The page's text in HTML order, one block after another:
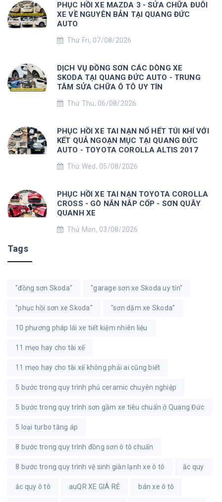
PHỤC HỒI XE MAZDA 3 - SỬA CHỮA ĐUÔI
XE VỀ NGUYÊN BẢN TẠI QUANG ĐỨC
AUTO
Thứ Fri, 07/08/2026
DỊCH VỤ ĐỒNG SƠN CÁC DÒNG XE
SKODA TẠI QUANG ĐỨC AUTO - TRUNG
TÂM SỬA CHỮA Ô TÔ UY TÍN
Thứ Thu, 06/08/2026
PHỤC HỒI XE TAI NẠN NỔ HẾT TÚI KHÍ VỚI
KẾT QUẢ NGOẠN MỤC TẠI QUANG ĐỨC
AUTO - TOYOTA COROLLA ALTIS 2017
Thứ Wed, 05/08/2026
PHỤC HỒI XE TAI NẠN TOYOTA COROLLA
CROSS - GÒ NẮN NẮP CỐP - SƠN QUÂY
QUANH XE
Thứ Mon, 03/08/2026
Tags
"đồng sơn Skoda" "garage sơn xe Skoda uy tín"
"phục hồi sơn xe Skoda" "sơn dặm xe Skoda"
10 phương pháp lái xe tiết kiệm nhiên liệu
11 mẹo hay cho tài xế
11 mẹo hay cho tài xế không phải ai cũng biết
5 bước trong quy trình phủ ceramic chuyên nghiệp
5 bước trong quy trình sơn gầm xe tiêu chuẩn ở Quang Đức
5 loại turbo tăng áp
8 bước trong quy trình đồng sơn ô tô chuẩn
8 bước trong quy trình vệ sinh giàn lạnh xe ô tô ắc quy
ắc quy ô tô auQR XE GIÁ RẺ bán xe ô tô